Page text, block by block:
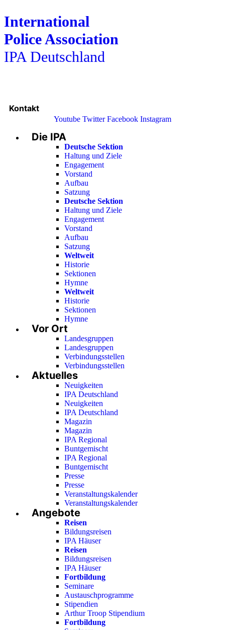
International
Police Association
IPA Deutschland
Kontakt
Youtube Twitter Facebook Instagram
Menu
Die IPA
Deutsche Sektion
Haltung und Ziele
Engagement
Vorstand
Aufbau
Satzung
Deutsche Sektion
Haltung und Ziele
Engagement
Vorstand
Aufbau
Satzung
Weltweit
Historie
Sektionen
Hymne
Weltweit
Historie
Sektionen
Hymne
Vor Ort
Landesgruppen
Landesgruppen
Verbindungsstellen
Verbindungsstellen
Aktuelles
Neuigkeiten
IPA Deutschland
Neuigkeiten
IPA Deutschland
Magazin
Magazin
IPA Regional
Buntgemischt
IPA Regional
Buntgemischt
Presse
Presse
Veranstaltungskalender
Veranstaltungskalender
Angebote
Reisen
Bildungsreisen
IPA Häuser
Reisen
Bildungsreisen
IPA Häuser
Fortbildung
Seminare
Austauschprogramme
Stipendien
Arthur Troop Stipendium
Fortbildung